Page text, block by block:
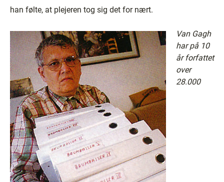
han følte, at plejeren tog sig det for nært.
Van Gagh
har på 10
år forfattet
over
28.000